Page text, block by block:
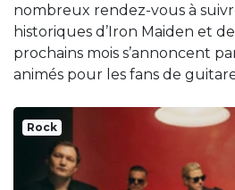
nombreux rendez-vous à
historiques d’Iron Maiden et de
prochains mois s’annoncent
animés pour les fans de
Rock